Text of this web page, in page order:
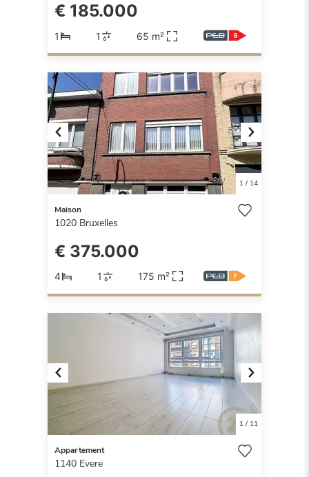
€ 185.000
1 1 65 m²
Previous Next
1/ 14
Maison
1020 Bruxelles
€ 375.000
4 1 175 m²
Previous Next
1/ 11
Appartement
1140 Evere